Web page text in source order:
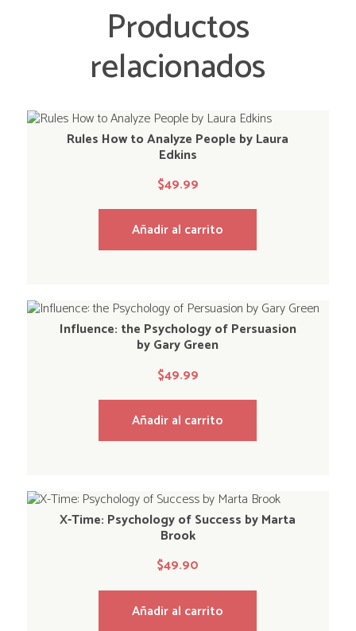
Productos
relacionados
Rules How to Analyze People by Laura
Edkins
$49.99
Añadir al carrito
Influence: the Psychology of Persuasion
by Gary Green
$49.99
Añadir al carrito
X-Time: Psychology of Success by Marta
Brook
$49.90
Añadir al carrito